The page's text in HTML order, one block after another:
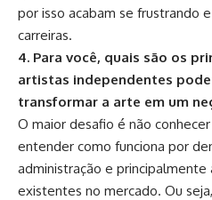
por isso acabam se frustrando
carreiras.
4. Para você, quais são os
artistas independentes
transformar a arte em um
O maior desafio é não
entender como funciona por
administração e principalmente
existentes no mercado. Ou